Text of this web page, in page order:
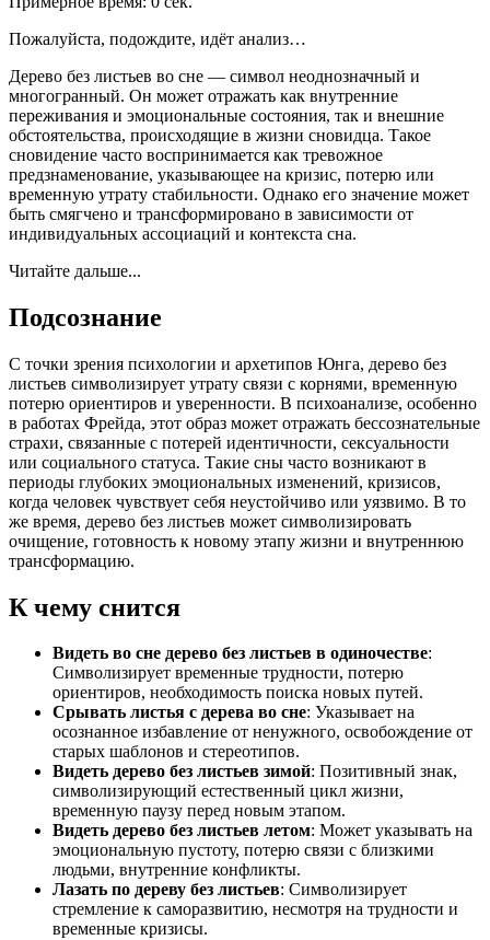
Пожалуйста, подождите, идёт анализ…
Дерево без листьев во сне — символ неоднозначный и
многогранный. Он может отражать как внутренние
переживания и эмоциональные состояния, так и внешние
обстоятельства, происходящие в жизни сновидца. Такое
сновидение часто воспринимается как тревожное
предзнаменование, указывающее на кризис, потерю или
временную утрату стабильности. Однако его значение может
быть смягчено и трансформировано в зависимости от
индивидуальных ассоциаций и контекста сна.
Читайте дальше...
Подсознание
С точки зрения психологии и архетипов Юнга, дерево без
листьев символизирует утрату связи с корнями, временную
потерю ориентиров и уверенности. В психоанализе, особенно
в работах Фрейда, этот образ может отражать бессознательные
страхи, связанные с потерей идентичности, сексуальности
или социального статуса. Такие сны часто возникают в
периоды глубоких эмоциональных изменений, кризисов,
когда человек чувствует себя неустойчиво или уязвимо. В то
же время, дерево без листьев может символизировать
очищение, готовность к новому этапу жизни и внутреннюю
трансформацию.
К чему снится
Видеть во сне дерево без листьев в одиночестве:
Символизирует временные трудности, потерю
ориентиров, необходимость поиска новых путей.
Срывать листья с дерева во сне: Указывает на
осознанное избавление от ненужного, освобождение от
старых шаблонов и стереотипов.
Видеть дерево без листьев зимой: Позитивный знак,
символизирующий естественный цикл жизни,
временную паузу перед новым этапом.
Видеть дерево без листьев летом: Может указывать на
эмоциональную пустоту, потерю связи с близкими
людьми, внутренние конфликты.
Лазать по дереву без листьев: Символизирует
стремление к саморазвитию, несмотря на трудности и
временные кризисы.